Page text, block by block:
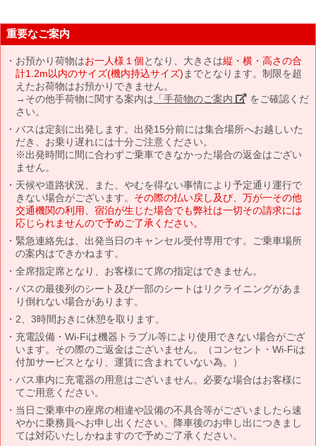
重要なご案内
お預かり荷物はお一人様１個となり、大きさは縦・横・高さの合
計1.2m以内のサイズ(機内持込サイズ) までとなります。制限を超
えたお荷物はお預かりできません。
→その他手荷物に関する案内は 「手荷物のご案内」 をご確認くだ
さい。
バスは定刻に出発します。出発15分前には集合場所へお越しいた
だき、お乗り遅れには十分ご注意ください。
※出発時間に間に合わずご乗車できなかった場合の返金はござい
ません。
天候や道路状況、また、やむを得ない事情により予定通り運行で
きない場合がございます。 その際の払い戻し及び、万が一その他
交通機関の利用、宿泊が生じた場合でも弊社は一切その請求には
応じられませんので予めご了承ください。
緊急連絡先は、出発当日のキャンセル受付専用です。ご乗車場所
の案内はできかねます。
全席指定席となり、お客様にて席の指定はできません。
バスの最後列のシート及び一部のシートはリクライニングがあま
り倒れない場合があります。
2、3時間おきに休憩を取ります。
充電設備・Wi-Fiは機器トラブル等により使用できない場合がござ
います。その際のご返金はございません。（コンセント・Wi-Fiは
付加サービスとなり、運賃に含まれていない為。）
バス車内に充電器の用意はございません。必要な場合はお客様に
てご用意ください。
当日ご乗車中の座席の相違や設備の不具合等がございましたら速
やかに乗務員へお申し出ください。降車後のお申し出につきまし
ては対応いたしかねますので予めご了承ください。